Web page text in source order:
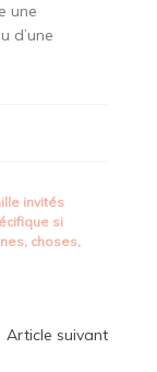
une
d’une
invités
si
, choses,
Article suivant